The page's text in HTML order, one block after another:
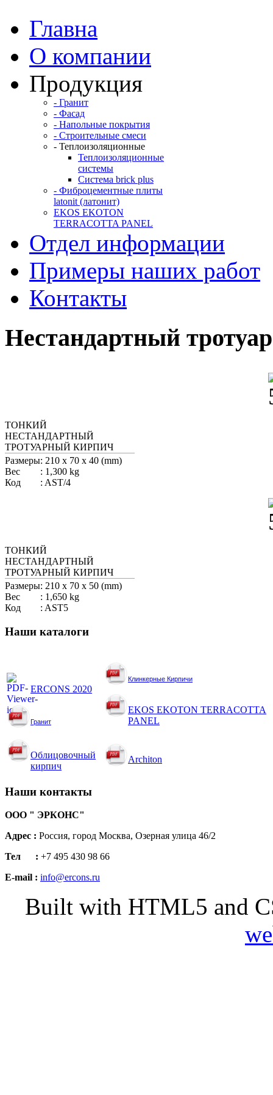
Главна
О компании
Продукция
- Гранит
- Фасад
- Напольные покрытия
- Строительные смеси
- Теплоизоляционные
Теплоизоляционные
системы
Система brick plus
- Фиброцементные плиты
latonit (латонит)
EKOS EKOTON
TERRACOTTA PANEL
Отдел информации
Примеры наших работ
Контакты
Нестандартный
ТОНКИЙ
НЕСТАНДАРТНЫЙ
ТРОТУАРНЫЙ КИРПИЧ
Размеры: 210 x 70 x 40 (mm)
Вес
: 1,300 kg
Код
: AST/4
ТОНКИЙ
НЕСТАНДАРТНЫЙ
ТРОТУАРНЫЙ КИРПИЧ
Размеры: 210 x 70 x 50 (mm)
Вес
: 1,650 kg
Код
: AST5
Наши каталоги
ERCONS 2020
Гранит
Клинкерные Кирпичи
EKOS EKOTON TERRACOTTA
PANEL
Облицовочный
кирпич
Architon
Наши контакты
ООО " ЭРКОНС"
Адрес : Россия, город Москва, Озерная улица 46/2
Тел : +7 495 430 98 66
E-mail : info@ercons.ru
Built with HTML5 and